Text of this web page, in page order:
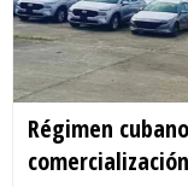
Régimen